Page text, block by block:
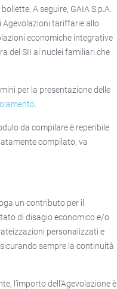
A seguire, GAIA S.p.A.
Agevolazioni tariffarie allo
economiche integrative
del SII ai nuclei familiari che
per la presentazione delle
da compilare è reperibile
compilato, va
un contributo per il
di disagio economico e/o
personalizzati e
sempre la continuità
l’importo dell’Agevolazione è